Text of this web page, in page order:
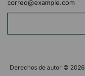
Derechos de autor © 2026